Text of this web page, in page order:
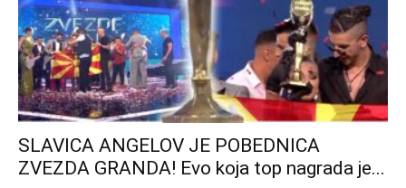
SLAVICA ANGELOV JE POBEDNICA
ZVEZDA GRANDA! Evo koja top nagrada je...